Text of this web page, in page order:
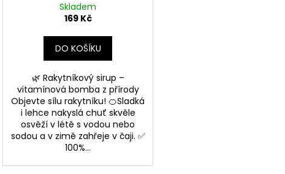
Skladem
169 Kč
DO KOŠÍKU
🌿 Rakytníkový sirup –
vitamínová bomba z přírody
Objevte sílu rakytníku! 🍊Sladká
i lehce nakyslá chuť skvěle
osvěží v létě s vodou nebo
sodou a v zimě zahřeje v čaji. ✅
100%...